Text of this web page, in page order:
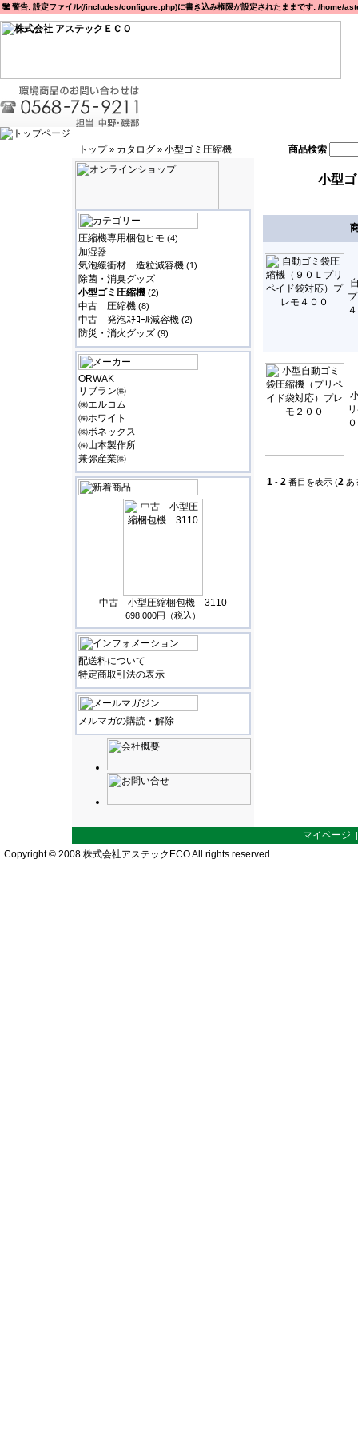
警告: 設定ファイル(/includes/configure.php)に書き込み権限が設定されたままです: /
トップ» カタログ » 小型ゴミ圧縮機 商品検索
圧縮機専用梱包ヒモ (4)
加湿器
気泡緩衝材 造粒減容機 (1)
除菌・消臭グッズ
小型ゴミ圧縮機 (2)
中古 圧縮機 (8)
中古 発泡ｽﾁﾛｰﾙ減容機 (2)
防災・消火グッズ (9)
ORWAK
リブラン㈱
㈱エルコム
㈱ホワイト
㈱ボネックス
㈱山本製作所
兼弥産業㈱
中古 小型圧縮梱包機 3110
698,000円（税込）
配送料について
特定商取引法の表示
メルマガの購読・解除
小型
1 - 2 番目を表示 (2 あ
マイページ
Copyright © 2008 株式会社アステックECO All rights reserved.